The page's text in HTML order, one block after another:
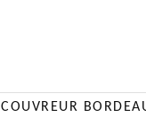
COUVREUR